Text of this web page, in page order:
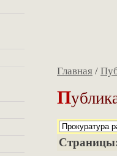
Главная /
П